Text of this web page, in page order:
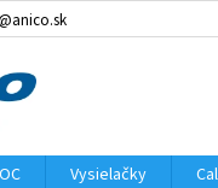
Vysielačky